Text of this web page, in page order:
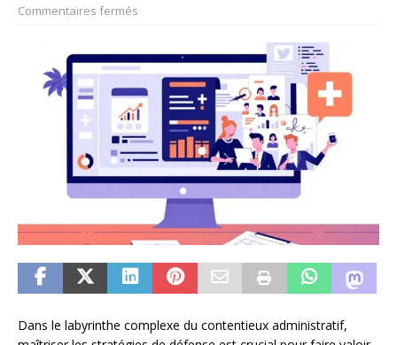
Commentaires fermés
Dans le labyrinthe complexe du contentieux administratif,